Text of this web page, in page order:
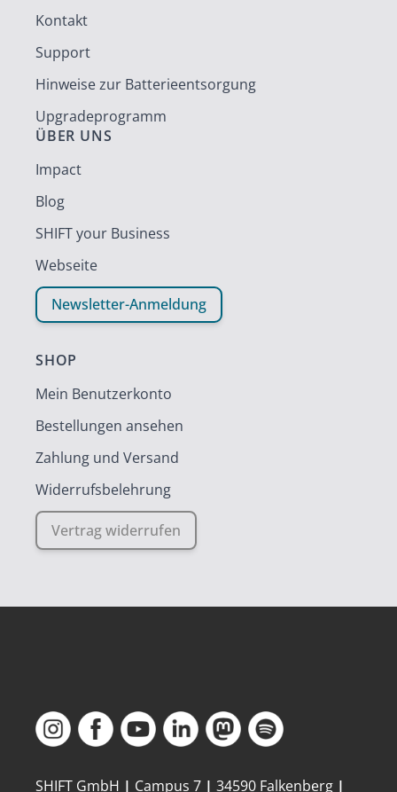
Kontakt
Support
Hinweise zur Batterieentsorgung
Upgradeprogramm
ÜBER UNS
Impact
Blog
SHIFT your Business
Webseite
Newsletter-Anmeldung
SHOP
Mein Benutzerkonto
Bestellungen ansehen
Zahlung und Versand
Widerrufsbelehrung
Vertrag widerrufen
SHIFT GmbH | Campus 7 | 34590 Falkenberg |